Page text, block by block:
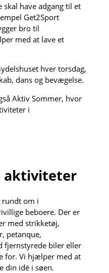
have adgang til et
Get2Sport
bro til
med at lave et
hver torsdag,
dans og bevægelse.
Aktiv Sommer, hvor
i
aktiviteter
rundt om i
beboere. Der er
med strikketøj,
petanque,
fjernstyrede biler eller
for. Vi hjælper med at
din idé i søen.